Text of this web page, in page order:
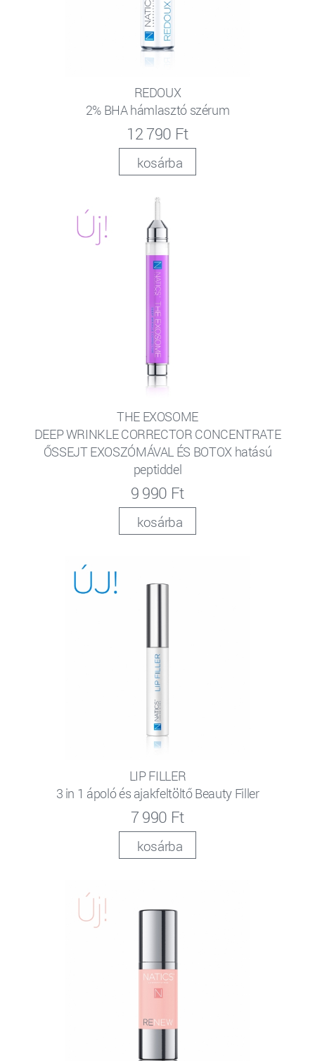
REDOUX
2% BHA hámlasztó szérum
12 790 Ft
kosárba
THE EXOSOME
DEEP WRINKLE CORRECTOR CONCENTRATE
ŐSSEJT EXOSZÓMÁVAL ÉS BOTOX hatású
peptiddel
9 990 Ft
kosárba
LIP FILLER
3 in 1 ápoló és ajakfeltöltő Beauty Filler
7 990 Ft
kosárba